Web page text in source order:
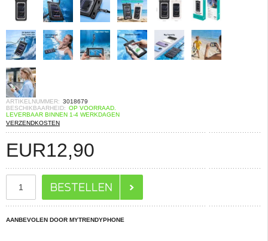
ARTIKELNUMMER: 3018679
BESCHIKBAARHEID: OP VOORRAAD.
LEVERBAAR BINNEN 1-4 WERKDAGEN
VERZENDKOSTEN
EUR12,90
AANBEVOLEN DOOR MYTRENDYPHONE